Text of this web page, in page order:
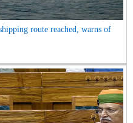
route reached, warns of